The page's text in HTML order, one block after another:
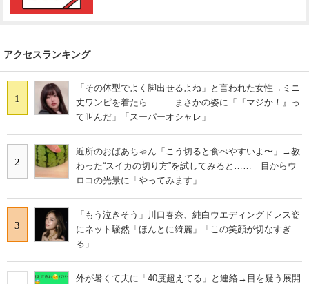
アクセスランキング
1
「その体型でよく脚出せるよね」と言われた女性→ミニ
丈ワンピを着たら…… まさかの姿に「『マジか！』っ
て叫んだ」「スーパーオシャレ」
2
近所のおばあちゃん「こう切ると食べやすいよ〜」→教
わった“スイカの切り方”を試してみると…… 目からウ
ロコの光景に「やってみます」
3
「もう泣きそう」川口春奈、純白ウエディングドレス姿
にネット騒然「ほんとに綺麗」「この笑顔が切なすぎ
る」
外が暑くて夫に「40度超えてる」と連絡→目を疑う展開